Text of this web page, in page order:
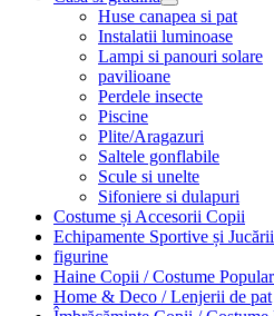
Huse canapea si pat
Instalatii luminoase
Lampi si panouri solare
pavilioane
Perdele insecte
Piscine
Plite/Aragazuri
Saltele gonflabile
Scule si unelte
Sifoniere si dulapuri
Costume și Accesorii Copii
Echipamente Sportive și
figurine
Haine Copii / Costume
Home & Deco / Lenjerii de pat